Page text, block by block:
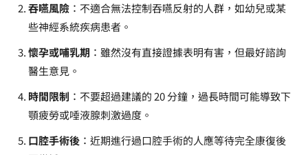
吞嚥風險 ：不適合無法控制吞嚥反射的人群，如幼兒或某
些神經系統疾病患者。
懷孕或哺乳期 ：雖然沒有直接證據表明有害，但最好諮詢
醫生意見。
時間限制 ：不要超過建議的 20 分鐘，過長時間可能導致下
顎疲勞或唾液腺刺激過度。
口腔手術後 ：近期進行過口腔手術的人應等待完全康復後